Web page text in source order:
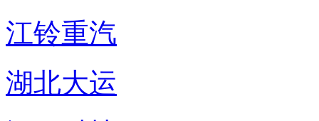
江铃重汽
湖北大运